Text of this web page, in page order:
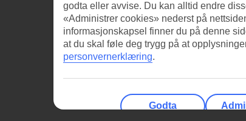
godta eller avvise. Du kan alltid endre
«Administrer cookies» nederst på
informasjonskapsel finner du på denne
at du skal føle deg trygg på at
personvernerklæring.
Godta